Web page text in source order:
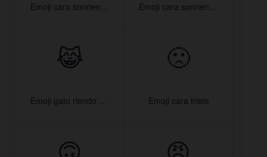
Emoji cara sonriendo con corazones Emoji cara sonriendo con ojos de corazón
😹
Emoji gato riendo con lágrimas
🙁
Emoji cara triste